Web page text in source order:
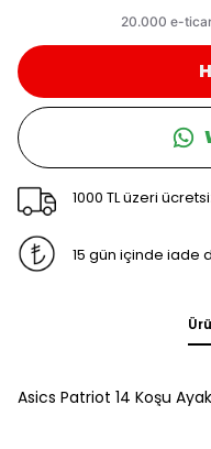
1000 TL üzeri
15 gün içinde iade
Asics Patriot 14 Koşu